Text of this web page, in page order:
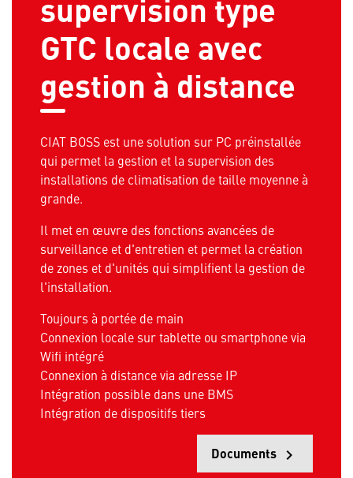
GTC locale avec
gestion à distance
CIAT BOSS est une solution sur PC préinstallée
qui permet la gestion et la supervision des
installations de climatisation de taille moyenne à
grande.
Il met en œuvre des fonctions avancées de
surveillance et d'entretien et permet la création
de zones et d'unités qui simplifient la gestion de
l'installation.
Toujours à portée de main
Connexion locale sur tablette ou smartphone via
Wifi intégré
Connexion à distance via adresse IP
Intégration possible dans une BMS
Intégration de dispositifs tiers
Documents keyboard_arrow_right